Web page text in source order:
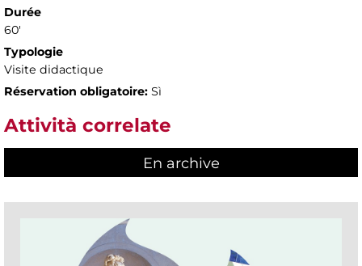
Durée
60'
Typologie
Visite didactique
Réservation obligatoire: Sì
Attività correlate
En archive